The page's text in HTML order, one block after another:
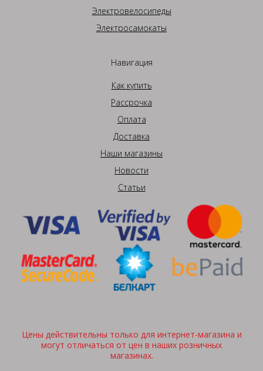
Электровелосипеды
Электросамокаты
Навигация
Как купить
Рассрочка
Оплата
Доставка
Наши магазины
Новости
Статьи
Цены действительны только для интернет-магазина и
могут отличаться от цен в наших розничных
магазинах.